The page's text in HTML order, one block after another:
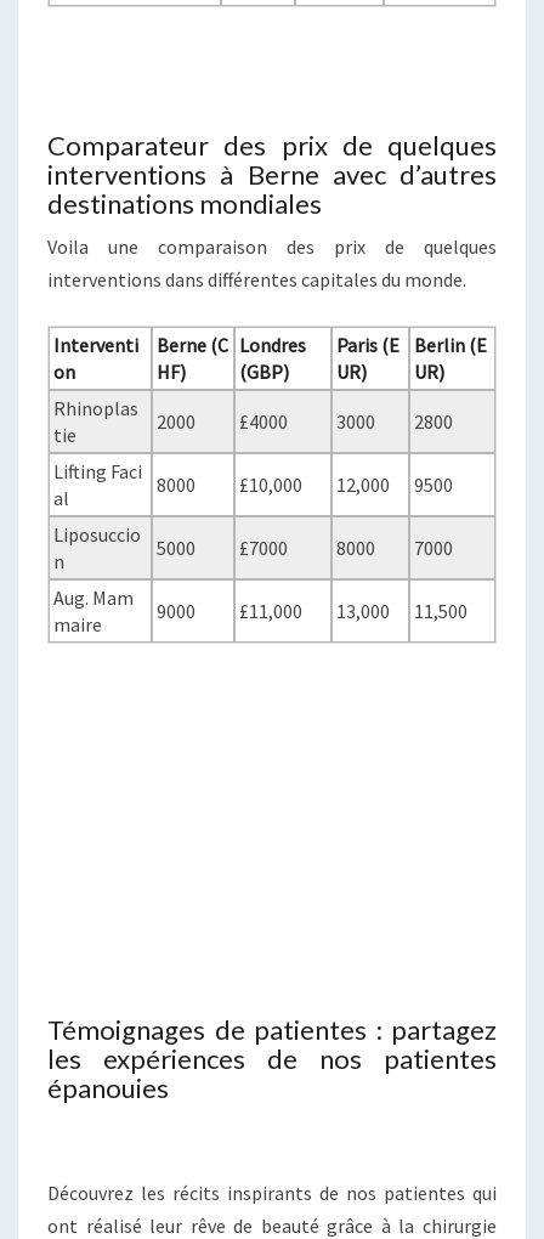
Comparateur des prix de quelques
interventions à Berne avec d’autres
destinations mondiales
Voila une comparaison des prix de quelques
interventions dans différentes capitales du monde.
Interventi
on
Berne (C
HF)
Londres
(GBP)
Paris (E
UR)
Berlin (E
UR)
Rhinoplas
tie
2000 £4000 3000 2800
Lifting Faci
al
8000 £10,000 12,000 9500
Liposuccio
n
5000 £7000 8000 7000
Aug. Mam
maire
9000 £11,000 13,000 11,500
Témoignages de patientes : partagez
les expériences de nos patientes
épanouies
Découvrez les récits inspirants de nos patientes qui
ont réalisé leur rêve de beauté grâce à la chirurgie